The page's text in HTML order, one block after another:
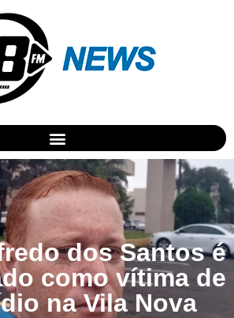
dos Santos é
como vítima de
na Vila Nova